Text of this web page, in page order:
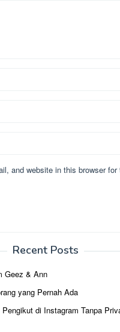
and website in this browser
Recent Posts
Geez & Ann
yang Pernah Ada
di Instagram Tanpa